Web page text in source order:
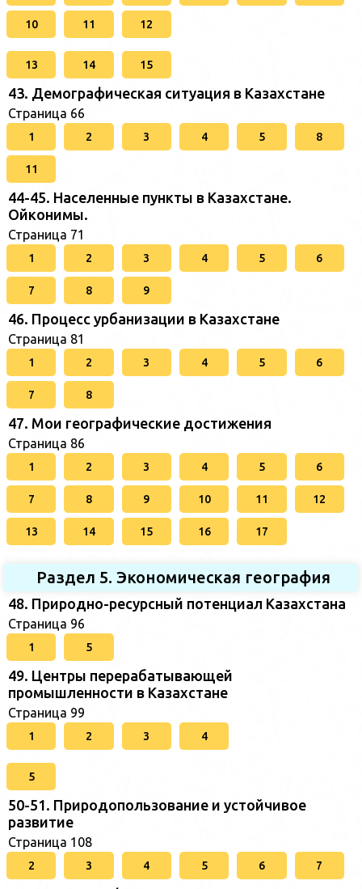
10 11 12
13 14 15
43. Демографическая ситуация в Казахстане
Страница 66
1 2 3 4 5 8
11
44-45. Населенные пункты в Казахстане.
Ойконимы.
Страница 71
1 2 3 4 5 6
7 8 9
46. Процесс урбанизации в Казахстане
Страница 81
1 2 3 4 5 6
7 8
47. Мои географические достижения
Страница 86
1 2 3 4 5 6
7 8 9 10 11 12
13 14 15 16 17
Раздел 5. Экономическая география
48. Природно-ресурсный потенциал Казахстана
Страница 96
1 5
49. Центры перерабатывающей
промышленности в Казахстане
Страница 99
1 2 3 4
5
50-51. Природопользование и устойчивое
развитие
Страница 108
2 3 4 5 6 7